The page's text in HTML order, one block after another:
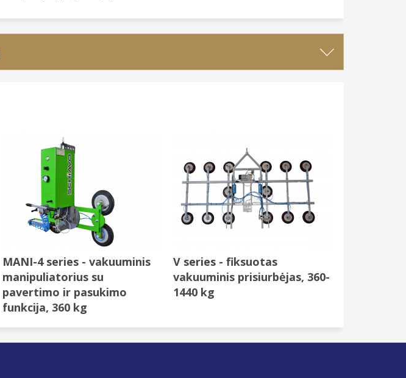
MANI-4 series - vakuuminis
manipuliatorius su
pavertimo ir pasukimo
funkcija, 360 kg
V series - fiksuotas
vakuuminis prisiurbėjas, 360-
1440 kg